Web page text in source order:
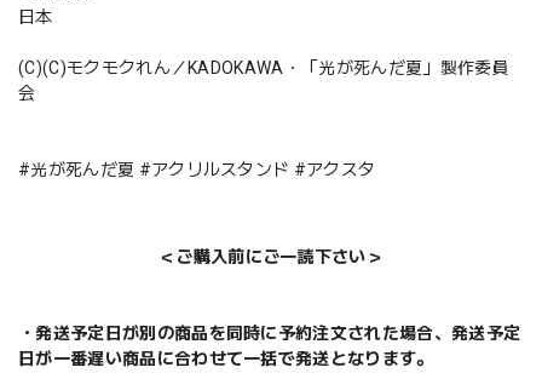
日本
(C)(C)モクモクれん／KADOKAWA・「光が死んだ夏」製作委員
会
#光が死んだ夏 #アクリルスタンド #アクスタ
＜ご購入前にご一読下さい＞
・発送予定日が別の商品を同時に予約注文された場合、発送予定
日が一番遅い商品に合わせて一括で発送となります。